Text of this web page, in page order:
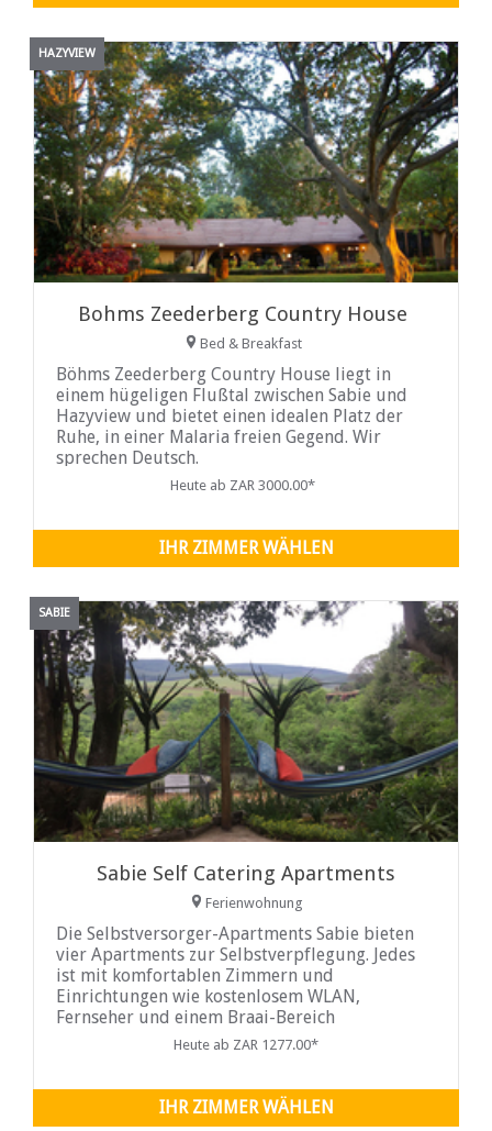
HAZYVIEW
Bohms Zeederberg Country House
Bed & Breakfast
Böhms Zeederberg Country House liegt in
einem hügeligen Flußtal zwischen Sabie und
Hazyview und bietet einen idealen Platz der
Ruhe, in einer Malaria freien Gegend. Wir
sprechen Deutsch.
Heute ab ZAR 3000.00*
IHR ZIMMER WÄHLEN
SABIE
Sabie Self Catering Apartments
Ferienwohnung
Die Selbstversorger-Apartments Sabie bieten
vier Apartments zur Selbstverpflegung. Jedes
ist mit komfortablen Zimmern und
Einrichtungen wie kostenlosem WLAN,
Fernseher und einem Braai-Bereich
Heute ab ZAR 1277.00*
IHR ZIMMER WÄHLEN